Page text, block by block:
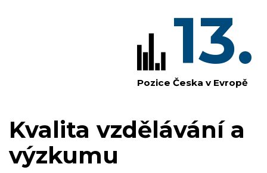
Pozice Česka v Evropě
13.
Kvalita vzdělávání a
výzkumu